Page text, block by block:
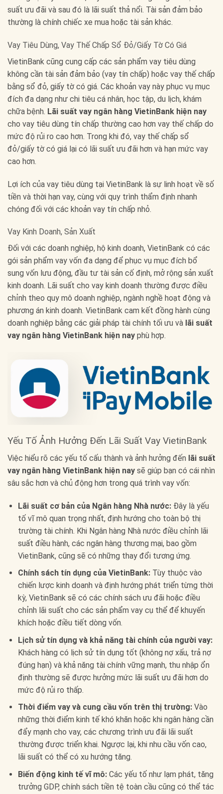
suất ưu đãi và sau đó là lãi suất thả nổi. Tài sản đảm bảo
thường là chính chiếc xe mua hoặc tài sản khác.
Vay Tiêu Dùng, Vay Thế Chấp Sổ Đỏ/Giấy Tờ Có Giá
VietinBank cũng cung cấp các sản phẩm vay tiêu dùng
không cần tài sản đảm bảo (vay tín chấp) hoặc vay thế chấp
bằng sổ đỏ, giấy tờ có giá. Các khoản vay này phục vụ mục
đích đa dạng như chi tiêu cá nhân, học tập, du lịch, khám
chữa bệnh. Lãi suất vay ngân hàng VietinBank hiện nay
cho vay tiêu dùng tín chấp thường cao hơn vay thế chấp do
mức độ rủi ro cao hơn. Trong khi đó, vay thế chấp sổ
đỏ/giấy tờ có giá lại có lãi suất ưu đãi hơn và hạn mức vay
cao hơn.
Lợi ích của vay tiêu dùng tại VietinBank là sự linh hoạt về số
tiền và thời hạn vay, cùng với quy trình thẩm định nhanh
chóng đối với các khoản vay tín chấp nhỏ.
Vay Kinh Doanh, Sản Xuất
Đối với các doanh nghiệp, hộ kinh doanh, VietinBank có các
gói sản phẩm vay vốn đa dạng để phục vụ mục đích bổ
sung vốn lưu động, đầu tư tài sản cố định, mở rộng sản xuất
kinh doanh. Lãi suất cho vay kinh doanh thường được điều
chỉnh theo quy mô doanh nghiệp, ngành nghề hoạt động và
phương án kinh doanh. VietinBank cam kết đồng hành cùng
doanh nghiệp bằng các giải pháp tài chính tối ưu và lãi suất
vay ngân hàng VietinBank hiện nay phù hợp.
Yếu Tố Ảnh Hưởng Đến Lãi Suất Vay VietinBank
Việc hiểu rõ các yếu tố cấu thành và ảnh hưởng đến lãi suất
vay ngân hàng VietinBank hiện nay sẽ giúp bạn có cái nhìn
sâu sắc hơn và chủ động hơn trong quá trình vay vốn:
Lãi suất cơ bản của Ngân hàng Nhà nước:Đây là yếu
tố vĩ mô quan trọng nhất, định hướng cho toàn bộ thị
trường tài chính. Khi Ngân hàng Nhà nước điều chỉnh lãi
suất điều hành, các ngân hàng thương mại, bao gồm
VietinBank, cũng sẽ có những thay đổi tương ứng.
Chính sách tín dụng của VietinBank:Tùy thuộc vào
chiến lược kinh doanh và định hướng phát triển từng thời
kỳ, VietinBank sẽ có các chính sách ưu đãi hoặc điều
chỉnh lãi suất cho các sản phẩm vay cụ thể để khuyến
khích hoặc điều tiết dòng vốn.
Lịch sử tín dụng và khả năng tài chính của người vay:
Khách hàng có lịch sử tín dụng tốt (không nợ xấu, trả nợ
đúng hạn) và khả năng tài chính vững mạnh, thu nhập ổn
định thường sẽ được hưởng mức lãi suất ưu đãi hơn do
mức độ rủi ro thấp.
Thời điểm vay và cung cầu vốn trên thị trường:Vào
những thời điểm kinh tế khó khăn hoặc khi ngân hàng cần
đẩy mạnh cho vay, các chương trình ưu đãi lãi suất
thường được triển khai. Ngược lại, khi nhu cầu vốn cao,
lãi suất có thể có xu hướng tăng.
Biến động kinh tế vĩ mô:Các yếu tố như lạm phát, tăng
trưởng GDP, chính sách tiền tệ toàn cầu cũng có thể tác